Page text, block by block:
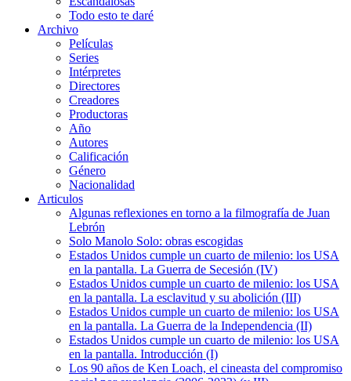
Todo esto te daré
Archivo
Películas
Series
Intérpretes
Directores
Creadores
Productoras
Año
Autores
Calificación
Género
Nacionalidad
Articulos
Algunas reflexiones en torno a la filmografía de Juan
Lebrón
Solo Manolo Solo: obras escogidas
Estados Unidos cumple un cuarto de milenio: los USA
en la pantalla. La Guerra de Secesión (IV)
Estados Unidos cumple un cuarto de milenio: los USA
en la pantalla. La esclavitud y su abolición (III)
Estados Unidos cumple un cuarto de milenio: los USA
en la pantalla. La Guerra de la Independencia (II)
Estados Unidos cumple un cuarto de milenio: los USA
en la pantalla. Introducción (I)
Los 90 años de Ken Loach, el cineasta del compromiso